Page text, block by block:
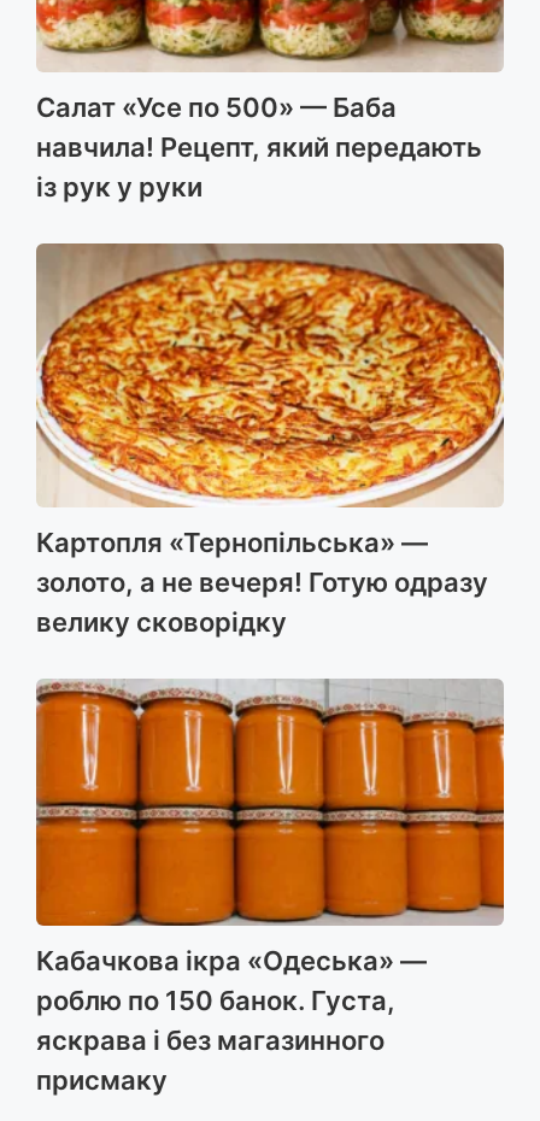
Салат «Усе по 500» — Баба
навчила! Рецепт, який передають
із рук у руки
Картопля «Тернопільська» —
золото, а не вечеря! Готую одразу
велику сковорідку
Кабачкова ікра «Одеська» —
роблю по 150 банок. Густа,
яскрава і без магазинного
присмаку